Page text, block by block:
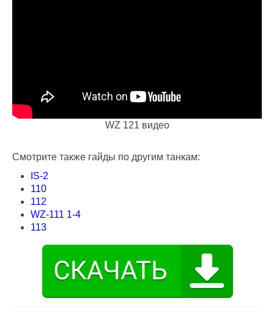
WZ 121 видео
Смотрите также гайды по другим танкам:
IS-2
110
112
WZ-111 1-4
113